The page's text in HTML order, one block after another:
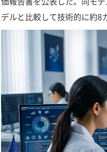
デルと比較して技術的に約8